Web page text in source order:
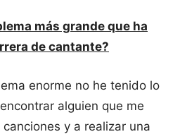
más grande que ha
de cantante?
enorme no he tenido lo
alguien que me
y a realizar una